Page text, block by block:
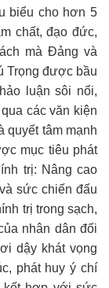
biểu cho hơn 5
chất, đạo đức,
mà Đảng và
Trọng được bầu
luận sôi nổi,
các văn kiện
quyết tâm mạnh
mục tiêu phát
trị: Nâng cao
sức chiến đấu
trị trong sạch,
nhân dân đối
dậy khát vọng
phát huy ý chí